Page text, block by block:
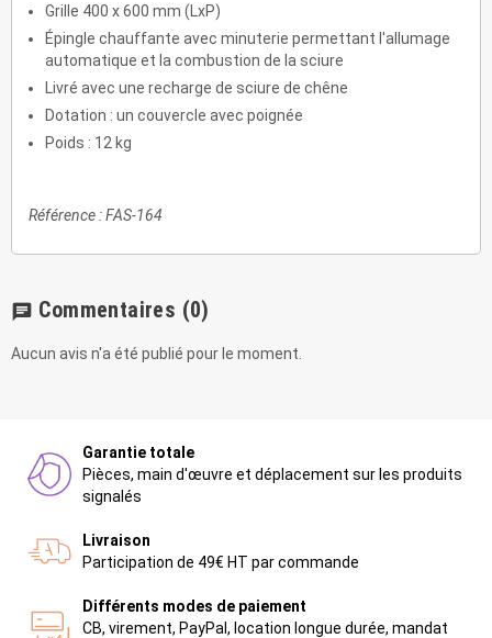
Grille 400 x 600 mm (LxP)
Épingle chauffante avec minuterie permettant l'allumage
automatique et la combustion de la sciure
Livré avec une recharge de sciure de chêne
Dotation : un couvercle avec poignée
Poids : 12 kg
Référence : FAS-164
chat Commentaires (0)
Aucun avis n'a été publié pour le moment.
Garantie totale
Pièces, main d'œuvre et déplacement sur les produits
signalés
Livraison
Participation de 49€ HT par commande
Différents modes de paiement
CB, virement, PayPal, location longue durée, mandat